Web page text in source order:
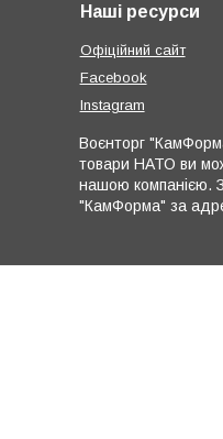
Наші ресурси
Офіційний сайт
Facebook
Instagram
Воєнторг
товари НАТО ви
нашою компанією.
"КамФорма" за